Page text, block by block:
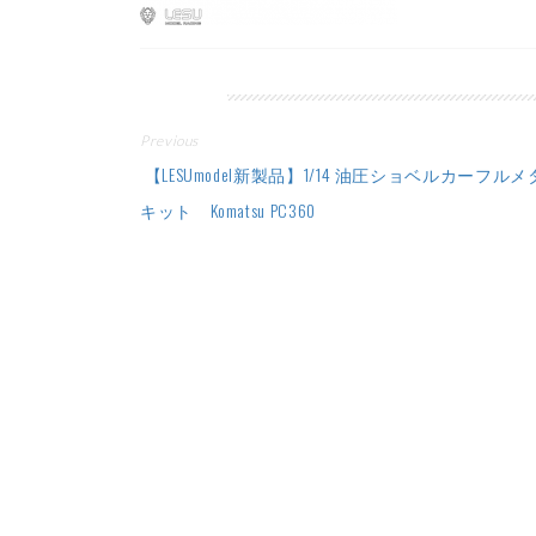
投
稿
ナ
Previous
【LESUmodel新製品】1/14 油圧ショベルカーフルメ
キット Komatsu PC360